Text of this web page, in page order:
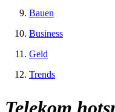
Bauen
Business
Geld
Trends